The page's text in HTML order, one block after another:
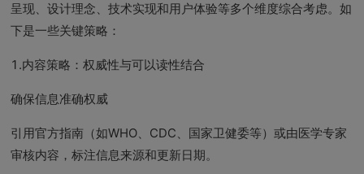
呈现、设计理念、技术实现和用户体验等多个维度综合考虑。如
下是一些关键策略：
1.内容策略：权威性与可以读性结合
确保信息准确权威
引用官方指南（如WHO、CDC、国家卫健委等）或由医学专家
审核内容，标注信息来源和更新日期。